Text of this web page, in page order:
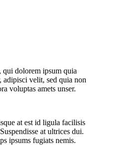
qui dolorem ipsum quia
adipisci velit, sed quia non
voluptas amets unser.
at est id ligula facilisis
at ultrices dui.
ipsums fugiats nemis.